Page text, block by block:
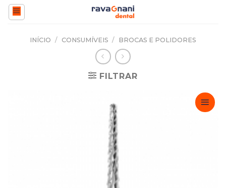
Skip
INÍCIO / CONSUMÍVEIS / BROCAS E POLIDORES
FILTRAR